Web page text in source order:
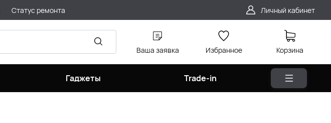
Статус ремонта Личный кабинет
Ваша заявка Избранное Корзина
Гаджеты Trade-in